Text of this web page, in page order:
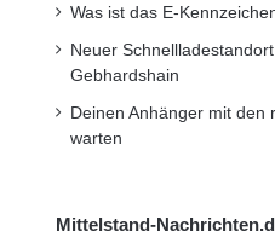
Was ist das E-
Neuer
Gebhardshain
Deinen Anhänger mit den
warten
Mittelstand-